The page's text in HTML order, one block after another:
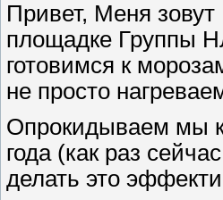
Привет, Меня зовут
площадке Группы
готовимся к
не просто
Опрокидываем мы
года (как раз
делать это